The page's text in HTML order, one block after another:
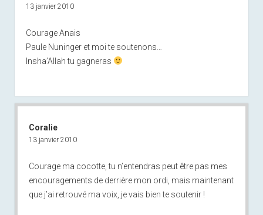
13 janvier 2010
Courage Anais
Paule Nuninger et moi te soutenons…
Insha’Allah tu gagneras
Coralie
13 janvier 2010
Courage ma cocotte, tu n’entendras peut être pas mes
encouragements de derrière mon ordi, mais maintenant
que j’ai retrouvé ma voix, je vais bien te soutenir !